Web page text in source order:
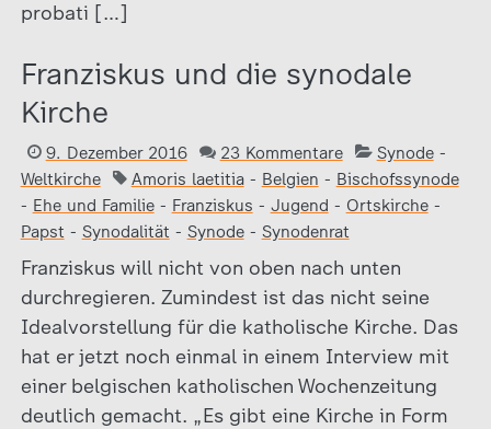
probati […]
Franziskus und die synodale
Kirche
9. Dezember 2016 23 Kommentare Synode-
Weltkirche
Amoris laetitia- Belgien - Bischofssynode
- Ehe und Familie- Franziskus - Jugend - Ortskirche-
Papst - Synodalität - Synode- Synodenrat
Franziskus will nicht von oben nach unten
durchregieren. Zumindest ist das nicht seine
Idealvorstellung für die katholische Kirche. Das
hat er jetzt noch einmal in einem Interview mit
einer belgischen katholischen Wochenzeitung
deutlich gemacht. „Es gibt eine Kirche in Form